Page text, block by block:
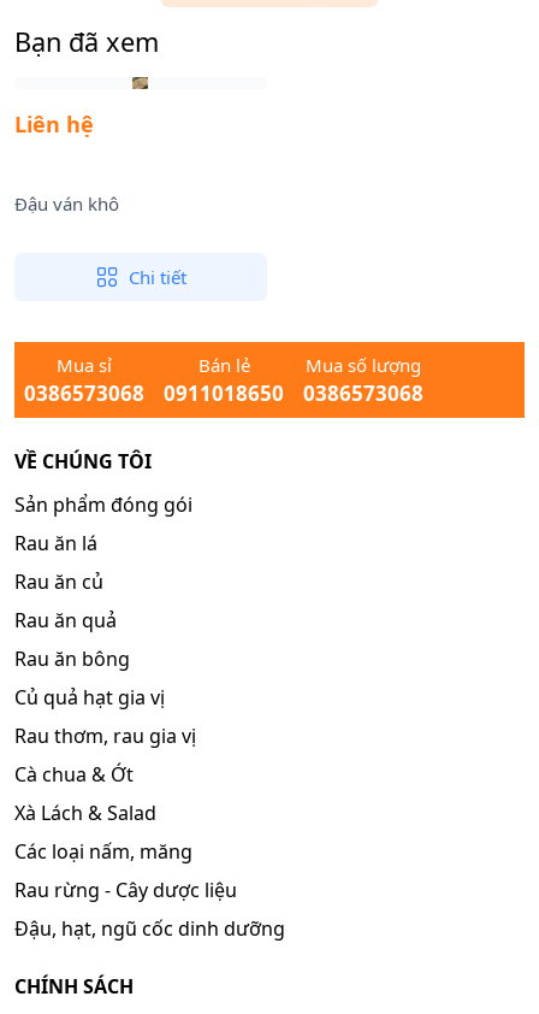
Bạn đã xem
Liên hệ
Đậu ván khô
Chi tiết
Mua sỉ
0386573068
Bán lẻ
0911018650
Mua số lượng
0386573068
VỀ CHÚNG TÔI
Sản phẩm đóng gói
Rau ăn lá
Rau ăn củ
Rau ăn quả
Rau ăn bông
Củ quả hạt gia vị
Rau thơm, rau gia vị
Cà chua & Ớt
Xà Lách & Salad
Các loại nấm, măng
Rau rừng - Cây dược liệu
Đậu, hạt, ngũ cốc dinh dưỡng
CHÍNH SÁCH